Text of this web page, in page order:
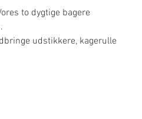
to dygtige bagere
udstikkere, kagerulle